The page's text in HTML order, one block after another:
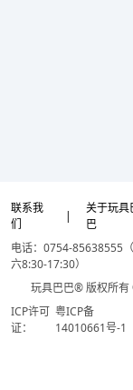
联系我
们
|
关于玩具
巴
电话：0754-85638555
六8:30-17:30）
玩具巴巴® 版权所
ICP许可
证：
粤ICP备
14010661号-1